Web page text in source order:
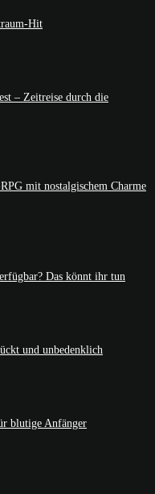
Hit
– Zeitreise durch die
mit nostalgischem Charme
Das könnt ihr tun
und unbedenklich
blutige Anfänger